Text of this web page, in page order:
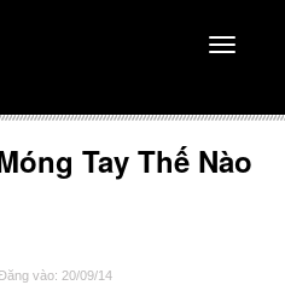
Toggle
Tay Thế Nào
vào: 20/09/14